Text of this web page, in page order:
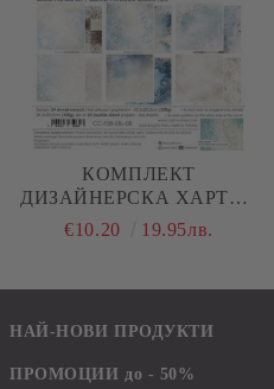
КОМПЛЕКТ
ДИЗАЙНЕРСКА ХАРТИЯ
- SOMETHING BLUE
€10.20 19.95лв.
НАЙ-НОВИ ПРОДУКТИ
ПРОМОЦИИ до - 50%